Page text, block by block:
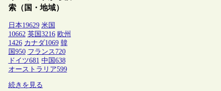
索（国・地域）
日本19629 米国
10662 英国 3216 欧州
1426 カナダ1069 韓
国 950 フランス 720
ドイツ681 中国 638
オーストラリア599
続きを見る